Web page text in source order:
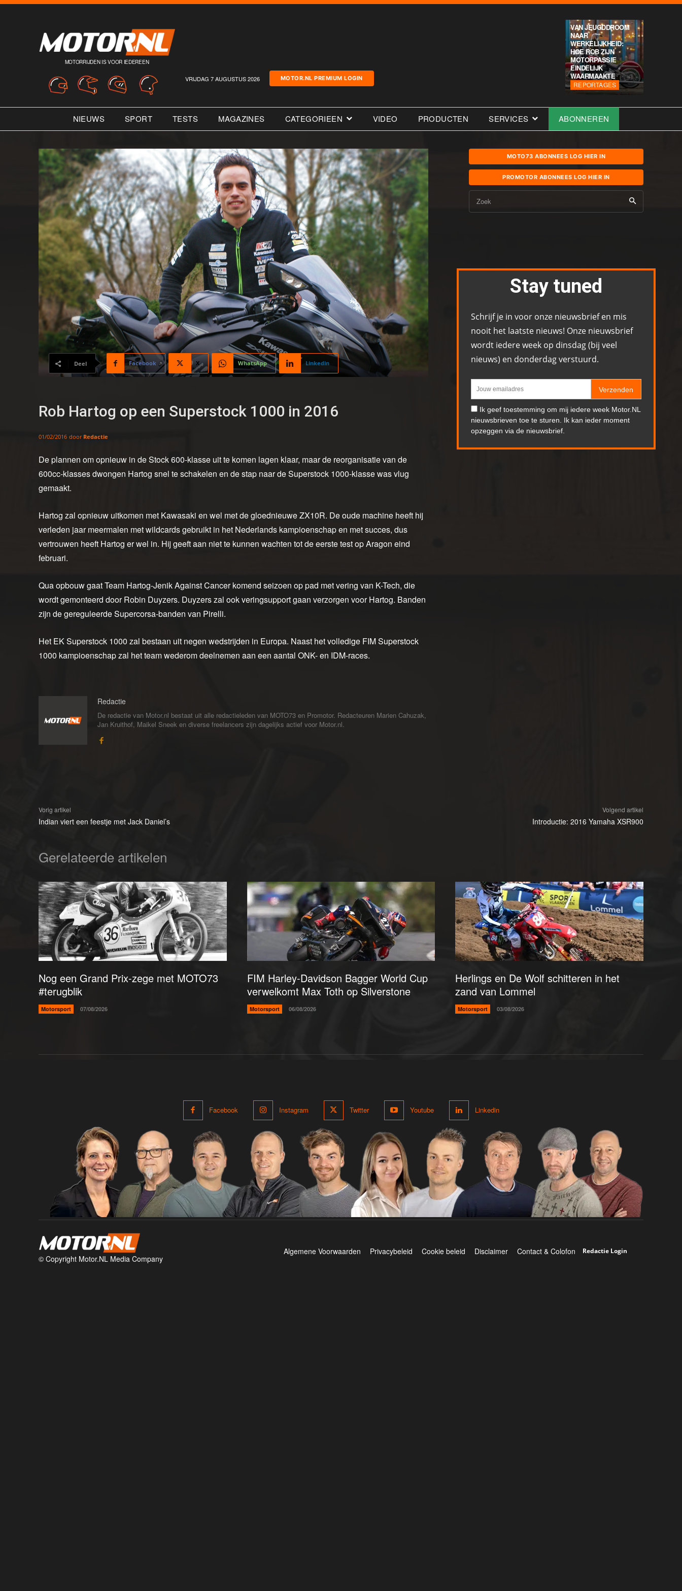
MOTORRIJDEN IS VOOR IEDEREEN
VRIJDAG 7 AUGUSTUS 2026 MOTOR.NL PREMIUM LOGIN
VAN JEUGDDROOM
NAAR
WERKELIJKHEID:
HOE ROB ZIJN
MOTORPASSIE
EINDELIJK
WAARMAAKTE
REPORTAGES
NIEUWS SPORT TESTS MAGAZINES CATEGORIEEN VIDEO PRODUCTEN SERVICES ABONNEREN
Deel Facebook X WhatsApp Linkedin
Rob Hartog op een Superstock 1000 in 2016
01/02/2016 door Redactie
De plannen om opnieuw in de Stock 600-klasse uit te komen lagen klaar, maar de reorganisatie van de
600cc-klasses dwongen Hartog snel te schakelen en de stap naar de Superstock 1000-klasse was vlug
gemaakt.
Hartog zal opnieuw uitkomen met Kawasaki en wel met de gloednieuwe ZX10R. De oude machine heeft hij
verleden jaar meermalen met wildcards gebruikt in het Nederlands kampioenschap en met succes, dus
vertrouwen heeft Hartog er wel in. Hij geeft aan niet te kunnen wachten tot de eerste test op Aragon eind
februari.
Qua opbouw gaat Team Hartog-Jenik Against Cancer komend seizoen op pad met vering van K-Tech, die
wordt gemonteerd door Robin Duyzers. Duyzers zal ook veringsupport gaan verzorgen voor Hartog. Banden
zijn de gereguleerde Supercorsa-banden van Pirelli.
Het EK Superstock 1000 zal bestaan uit negen wedstrijden in Europa. Naast het volledige FIM Superstock
1000 kampioenschap zal het team wederom deelnemen aan een aantal ONK- en IDM-races.
Redactie
De redactie van Motor.nl bestaat uit alle redactieleden van MOTO73 en Promotor. Redacteuren Marien Cahuzak,
Jan Kruithof, Maikel Sneek en diverse freelancers zijn dagelijks actief voor Motor.nl.
MOTO73 ABONNEES LOG HIER IN
PROMOTOR ABONNEES LOG HIER IN
Zoek
Stay tuned
Schrijf je in voor onze nieuwsbrief en mis
nooit het laatste nieuws! Onze nieuwsbrief
wordt iedere week op dinsdag (bij veel
nieuws) en donderdag verstuurd.
Verzenden
Ik geef toestemming om mij iedere week Motor.NL
nieuwsbrieven toe te sturen. Ik kan ieder moment
opzeggen via de nieuwsbrief.
Vorig artikel
Indian viert een feestje met Jack Daniel’s
Volgend artikel
Introductie: 2016 Yamaha XSR900
Gerelateerde artikelen
Nog een Grand Prix-zege met MOTO73
#terugblik
Motorsport 07/08/2026
FIM Harley-Davidson Bagger World Cup
verwelkomt Max Toth op Silverstone
Motorsport 06/08/2026
Herlings en De Wolf schitteren in het
zand van Lommel
Motorsport 03/08/2026
Facebook Instagram Twitter Youtube Linkedin
© Copyright Motor.NL Media Company
Algemene Voorwaarden Privacybeleid Cookie beleid Disclaimer Contact & Colofon Redactie Login